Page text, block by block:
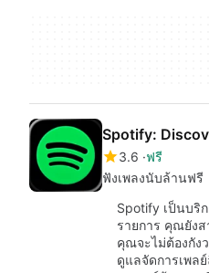
Spotify:
3.6 ฟรี
ฟังเพลงนับล้านฟรี
Spotify เป็นบ
รายการ คุณยัง
คุณจะไม่ต้องกัง
ดูแลจัดการเพล